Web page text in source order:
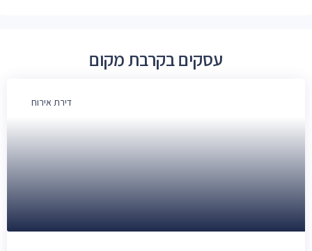
עסקים בקרבת מקום
דירת אירוח